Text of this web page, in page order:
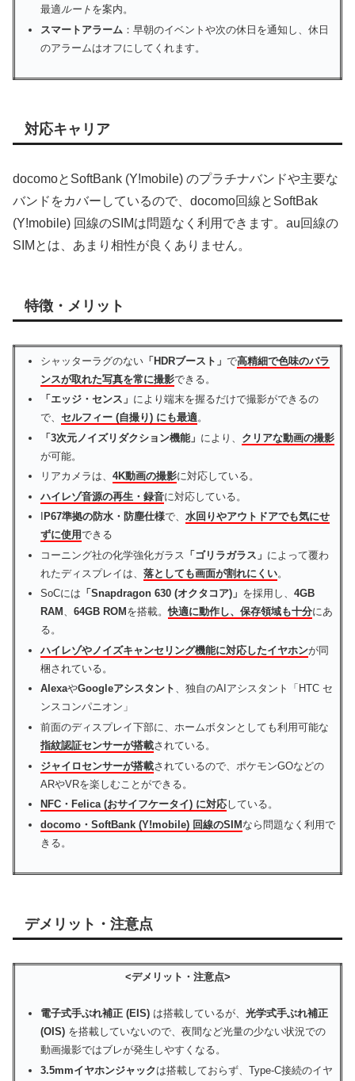
最適ルート を案内。
スマートアラーム：早朝のイベントや次の休日を通知し、休日
のアラームはオフにしてくれます。
対応キャリア
docomoとSoftBank (Y!mobile) のプラチナバンドや主要な
バンドをカバーしているので、docomo回線とSoftBak
(Y!mobile) 回線のSIMは問題なく利用できます。au回線の
SIMとは、あまり相性が良くありません。
特徴・メリット
シャッターラグのない「HDRブースト」 で高精細で色味のバラ
ンスが取れた写真を常に撮影できる。
「エッジ・センス」 により端末を握るだけで撮影ができるの
で、 セルフィー (自撮り) にも最適。
「3次元ノイズリダクション機能」 により、 クリアな動画の撮影
が可能。
リアカメラは、 4K動画の撮影に対応している。
ハイレゾ音源の再生・録音に対応している。
P67準拠の防水・防塵仕様で、 水回りやアウトドアでも気にせ
ずに使用できる
コーニング社の化学強化ガラス 「ゴリラガラス」 によって覆わ
れたディスプレイは、 落としても画面が割れにくい。
SoCには 「Snapdragon 630 (オクタコア)」 を採用し、 4GB
RAM 、 64GB ROM を搭載。快適に動作し、保存領域も十分にあ
る。
ハイレゾやノイズキャンセリング機能に対応したイヤホンが同
梱されている。
AlexaやGoogleアシスタント 、独自のAIアシスタント「HTC セ
ンスコンパニオン」
前面のディスプレイ下部に、ホームボタンとしても利用可能な
指紋認証センサーが搭載されている。
ジャイロセンサーが搭載されているので、ポケモンGOなどの
ARやVRを楽しむことができる。
NFC・Felica (おサイフケータイ) に対応している。
docomo・SoftBank (Y!mobile) 回線のSIMなら問題なく利用で
きる。
デメリット・注意点
<デメリット・注意点>
電子式手ぶれ補正 (EIS)は搭載しているが、 光学式手ぶれ補正
(OIS)を搭載していないので、夜間など光量の少ない状況での
動画撮影ではブレが発生しやすくなる。
3.5mmイヤホンジャックは搭載しておらず、Type-C接続のイヤ